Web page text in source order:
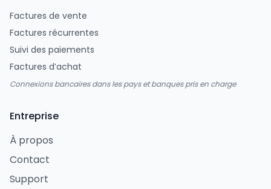
Factures de vente
Factures récurrentes
Suivi des paiements
Factures d’achat
Connexions bancaires dans les pays et banques pris en charge
Entreprise
À propos
Contact
Support